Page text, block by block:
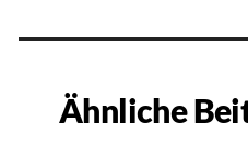
Ähnliche